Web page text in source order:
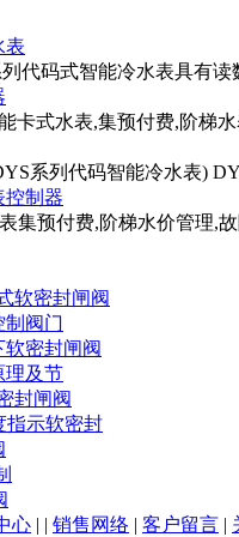
表
代码式智能冷水表具有读
卡式水表,集预付费,阶梯
系列代码智能冷水表)
控制器
集预付费,阶梯水价管理,
软密封闸阀
制阀门
软密封闸阀
理及节
封闸阀
指示软密封
心 | | 销售网络 | 客户留言 |